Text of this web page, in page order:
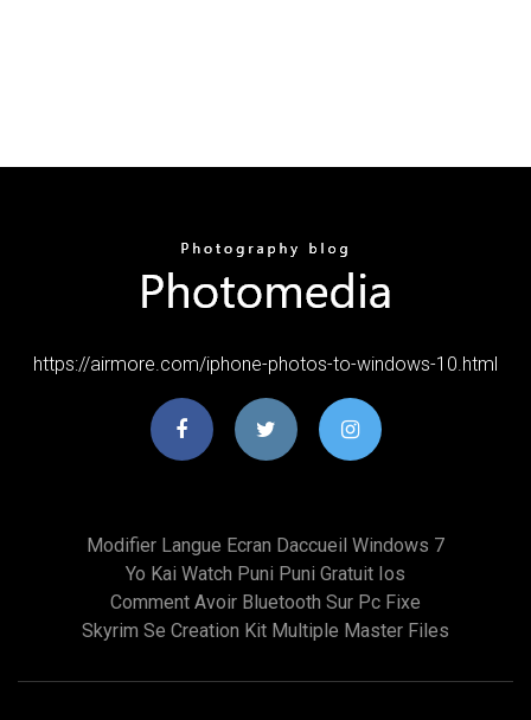
https://airmore.com/iphone-photos-to-windows-10.html
Modifier Langue Ecran Daccueil Windows 7
Yo Kai Watch Puni Puni Gratuit Ios
Comment Avoir Bluetooth Sur Pc Fixe
Skyrim Se Creation Kit Multiple Master Files